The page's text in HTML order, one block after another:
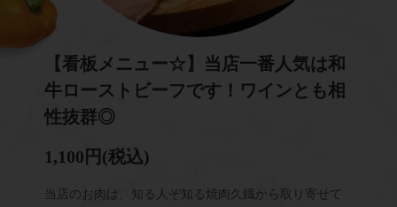
【看板メニュー☆】当店一番人気は和
牛ローストビーフです！ワインとも相
性抜群◎
1,100円 (税込)
当店のお肉は、知る人ぞ知る焼肉久鐡から取り寄せて